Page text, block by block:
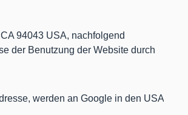
94043 USA, nachfolgend
der Benutzung der Website durch
werden an Google in den USA